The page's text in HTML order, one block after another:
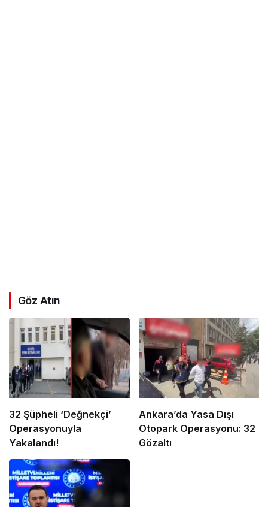
Göz Atın
32 Şüpheli ‘Değnekçi’
Operasyonuyla
Yakalandı!
Ankara’da Yasa Dışı
Otopark Operasyonu: 32
Gözaltı